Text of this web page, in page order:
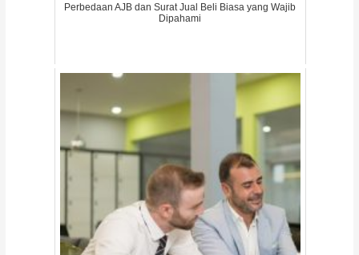
Perbedaan AJB dan Surat Jual Beli Biasa yang Wajib
Dipahami